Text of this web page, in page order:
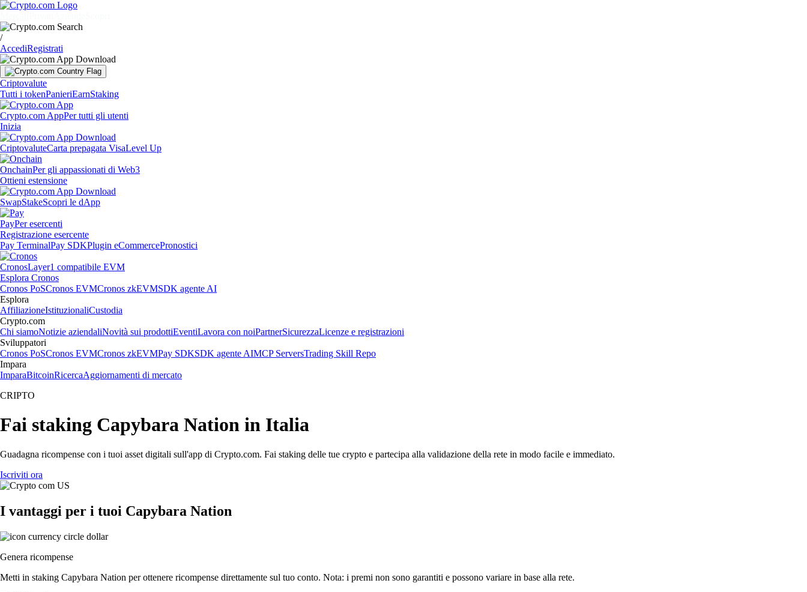
/
AccediRegistrati
Criptovalute
Tutti i tokenPanieriEarnStaking
Crypto.com AppPer tutti gli utenti
Inizia
CriptovaluteCarta prepagata VisaLevel Up
OnchainPer gli appassionati di Web3
Ottieni estensione
SwapStakeScopri le dApp
PayPer esercenti
Registrazione esercente
Pay TerminalPay SDKPlugin eCommercePronostici
CronosLayer1 compatibile EVM
Esplora Cronos
Cronos PoSCronos EVMCronos zkEVMSDK agente AI
Esplora
AffiliazioneIstituzionaliCustodia
Crypto.com
Chi siamoNotizie aziendaliNovità sui prodottiEventiLavora con noiPartnerSicurezzaLicenze e registrazioni
Sviluppatori
Cronos PoSCronos EVMCronos zkEVMPay SDKSDK agente AIMCP ServersTrading Skill Repo
Impara
ImparaBitcoinRicercaAggiornamenti di mercato
CRIPTO
Fai staking Capybara Nation in Italia
Guadagna ricompense con i tuoi asset digitali sull'app di Crypto.com. Fai staking delle tue crypto e partecipa alla validazione della rete in modo facile e immediato.
Iscriviti ora
I vantaggi per i tuoi Capybara Nation
Genera ricompense
Metti in staking Capybara Nation per ottenere ricompense direttamente sul tuo conto. Nota: i premi non sono garantiti e possono variare in base alla rete.